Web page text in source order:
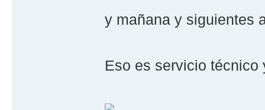
y mañana y siguientes
Eso es servicio